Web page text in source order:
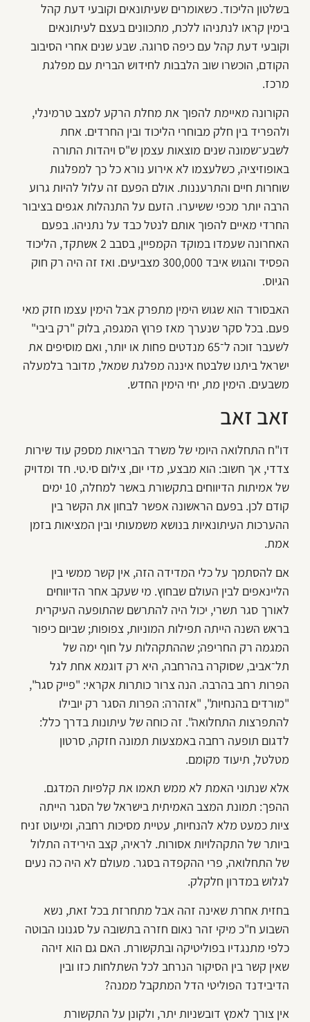
בשלטון הליכוד. כשאומרים שעיתונאים וקובעי דעת קהל
בימין קראו לנתניהו ללכת, מתכוונים בעצם לעיתונאים
וקובעי דעת קהל עם כיפה סרוגה. שבע שנים אחרי הסיבוב
הקודם, הוכשרו שוב הלבבות לחידוש הברית עם מפלגת
מרכז.
הקורונה מאיימת להפוך את מחלת הרקע למצב טרמינלי,
ולהפריד בין חלק מבוחרי הליכוד ובין החרדים. אחת
לשבע־שמונה שנים מוצאות עצמן ש"ס ויהדות התורה
באופוזיציה, כשלעצמו לא אירוע נורא כל כך למפלגות
שוחרות חיים והתרעננות. אולם הפעם זה עלול להיות גרוע
הרבה יותר מכפי ששיערו. הזעם על התנהלות אגפים בציבור
החרדי מאיים להפוך אותם לנטל כבד על נתניהו. בפעם
האחרונה שעמדו במוקד הקמפיין, בסבב 2 אשתקד, הליכוד
הפסיד והגוש איבד 300,000 מצביעים. ואז זה היה רק חוק
הגיוס.
האבסורד הוא שגוש הימין מתפרק אבל הימין עצמו חזק מאי
פעם. בכל סקר שנערך מאז פרוץ המגפה, בלוק "רק ביבי"
לשעבר זוכה ל־65 מנדטים פחות או יותר, ואם מוסיפים את
ישראל ביתנו שלבטח איננה מפלגת שמאל, מדובר בלמעלה
משבעים. הימין מת, יחי הימין החדש.
זאב זאב
דו"ח התחלואה היומי של משרד הבריאות מספק עוד שירות
צדדי, אך חשוב: הוא מבצע, מדי יום, צילום סי.טי. חד ומדויק
של אמיתות הדיווחים בתקשורת באשר למחלה, 10 ימים
קודם לכן. בפעם הראשונה אפשר לבחון את הקשר בין
ההערכות העיתונאיות בנושא משמעותי ובין המציאות בזמן
אמת.
אם להסתמך על כלי המדידה הזה, אין קשר ממשי בין
הליינאפים לבין העולם שבחוץ. מי שעקב אחר הדיווחים
לאורך סגר תשרי, יכול היה להתרשם שהתופעה העיקרית
בראש השנה הייתה תפילות המוניות, צפופות; שביום כיפור
המגמה רק החריפה; שההתקהלות על חוף ימה של
תל־אביב, שסוקרה בהרחבה, היא רק דוגמא אחת לגל
הפרות רחב בהרבה. הנה צרור כותרות אקראי: "פייק סגר",
"מורדים בהנחיות", "אזהרה: הפרות הסגר רק יובילו
להתפרצות התחלואה". זה כוחה של עיתונות בדרך כלל:
לדגום תופעה רחבה באמצעות תמונה חזקה, סרטון
מטלטל, תיעוד מקומם.
אלא שנתוני האמת לא ממש תאמו את קלפיות המדגם.
ההפך: תמונת המצב האמיתית בישראל של הסגר הייתה
ציות כמעט מלא להנחיות, עטיית מסיכות רחבה, ומיעוט זניח
ביותר של התקהלויות אסורות. לראיה, קצב הירידה התלול
של התחלואה, פרי ההקפדה בסגר. מעולם לא היה כה נעים
לגלוש במדרון חלקלק.
בחזית אחרת שאינה זהה אבל מתחרזת בכל זאת, נשא
השבוע ח"כ מיקי זהר נאום חזרה בתשובה על סגנונו הבוטה
כלפי מתנגדיו בפוליטיקה ובתקשורת. האם גם הוא זיהה
שאין קשר בין הסיקור הנרחב לכל השתלחות כזו ובין
הדיבידנד הפוליטי הדל המתקבל ממנה?
אין צורך לאמץ דובשניות יתר, ולקונן על התקשורת